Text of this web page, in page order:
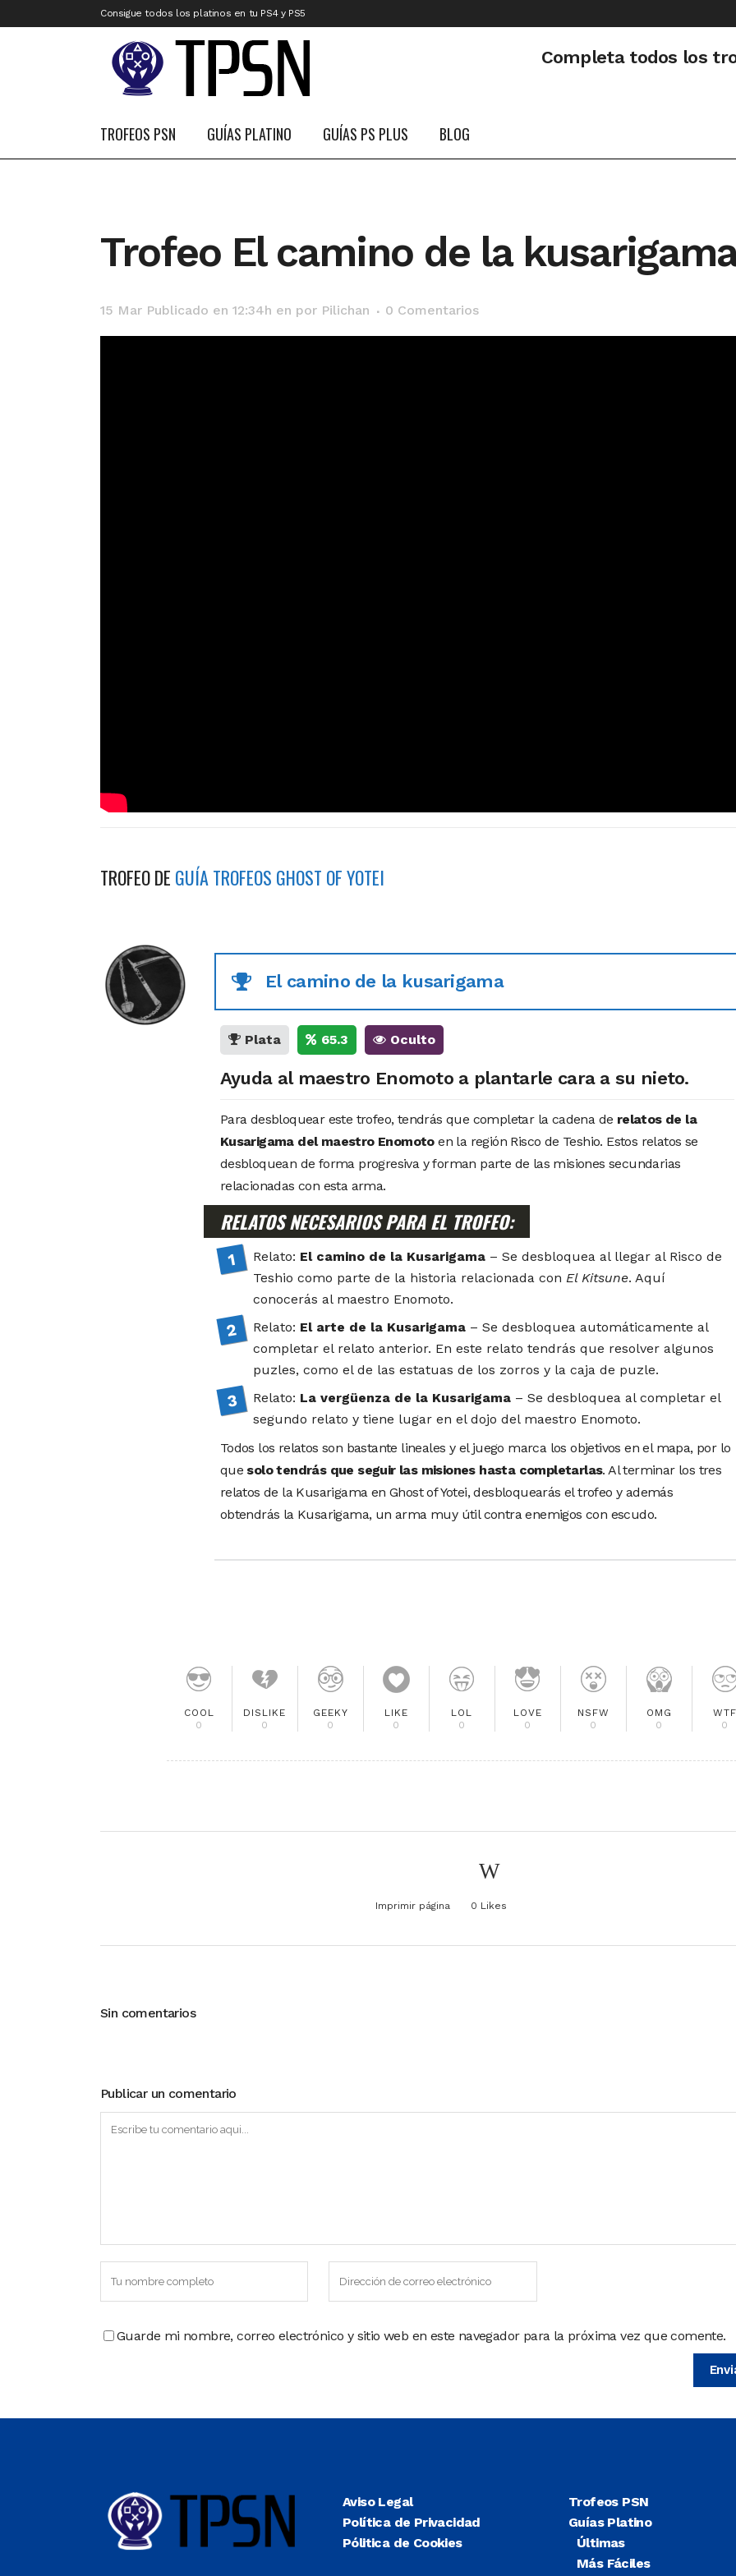
Consigue todos los platinos en tu PS4 y PS5
Completa todos los
TROFEOS PSN GUÍAS PLATINO GUÍAS PS PLUS BLOG
Trofeo El camino de la
15 Mar Publicado en 12:34h en por Pilichan 0 Comentarios
TROFEO DE GUÍA TROFEOS GHOST OF YOTEI
El camino de la kusarigama
Plata 65.3 Oculto
Ayuda al maestro Enomoto a plantarle cara a su nieto.
Para desbloquear este trofeo, tendrás que completar la cadena de relatos de la
Kusarigama del maestro Enomotoen la región Risco de Teshio. Estos relatos se
desbloquean de forma progresiva y forman parte de las misiones secundarias
relacionadas con esta arma.
RELATOS NECESARIOS PARA EL TROFEO:
Relato: El camino de la Kusarigama– Se desbloquea al llegar al Risco de
Teshio como parte de la historia relacionada con El Kitsune. Aquí
conocerás al maestro Enomoto.
Relato: El arte de la Kusarigama– Se desbloquea automáticamente al
completar el relato anterior. En este relato tendrás que resolver algunos
puzles, como el de las estatuas de los zorros y la caja de puzle.
Relato: La vergüenza de la Kusarigama– Se desbloquea al completar el
segundo relato y tiene lugar en el dojo del maestro Enomoto.
Todos los relatos son bastante lineales y el juego marca los objetivos en el mapa, por lo
que solo tendrás que seguir las misiones hasta completarlas. Al terminar los tres
relatos de la Kusarigama en Ghost of Yotei, desbloquearás el trofeo y además
obtendrás la Kusarigama, un arma muy útil contra enemigos con escudo.
COOL
0
DISLIKE
0
GEEKY
0
LIKE
0
LOL
0
LOVE
0
NSFW
0
OMG
0
WTF
0
Imprimir página 0 Likes
Sin comentarios
Publicar un comentario
Guarde mi nombre, correo electrónico y sitio web en este navegador para la próxima vez que comente.
Aviso Legal
Política de Privacidad
Pólitica de Cookies
Trofeos PSN
Guías Platino
Últimas
Más Fáciles